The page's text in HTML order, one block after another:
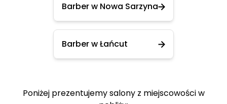
Barber w Nowa Sarzyna
Barber w Łańcut
Poniżej prezentujemy salony z miejscowości w